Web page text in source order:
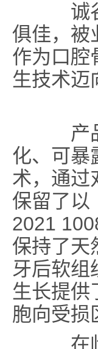
诚
俱佳，被
作为口腔
生技术迈
产品
化、可暴
术，通过
保留了以
2021
保持了天
牙后软组
生长提供
胞向受损
在临